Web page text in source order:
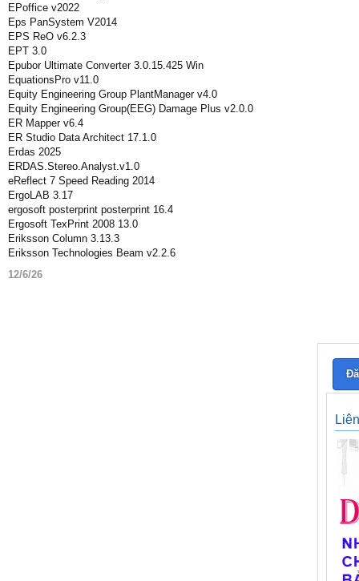
EPoffice v2022
Eps PanSystem V2014
EPS ReO v6.2.3
EPT 3.0
Epubor Ultimate Converter 3.0.15.425 Win
EquationsPro v11.0
Equity Engineering Group PlantManager v4.0
Equity Engineering Group(EEG) Damage Plus v2.0.0
ER Mapper v6.4
ER Studio Data Architect 17.1.0
Erdas 2025
ERDAS.Stereo.Analyst.v1.0
eReflect 7 Speed Reading 2014
ErgoLAB 3.17
ergosoft posterprint posterprint 16.4
Ergosoft TexPrint 2008 13.0
Eriksson Column 3.13.3
Eriksson Technologies Beam v2.2.6
12/6/26